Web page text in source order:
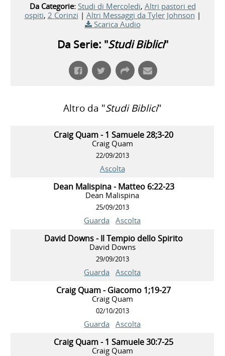
Da Categorie: Studi di Mercoledi, Altri pastori ed
ospiti, 2 Corinzi | Altri Messaggi da Tyler Johnson |
Scarica Audio
Da Serie: "Studi Biblici"
Altro da "Studi Biblici"
Craig Quam - 1 Samuele 28;3-20
Craig Quam
22/09/2013
Ascolta
Dean Malispina - Matteo 6:22-23
Dean Malispina
25/09/2013
Guarda Ascolta
David Downs - Il Tempio dello Spirito
David Downs
29/09/2013
Guarda Ascolta
Craig Quam - Giacomo 1;19-27
Craig Quam
02/10/2013
Guarda Ascolta
Craig Quam - 1 Samuele 30:7-25
Craig Quam